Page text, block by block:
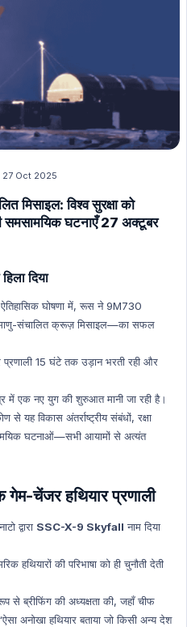
27 Oct 2025
मिसाइल: विश्व सुरक्षा को
समसामयिक घटनाएँ 27 अक्टूबर
दिया
घोषणा में, रूस ने 9M730
संचालित क्रूज़ मिसाइल—का सफल
15 घंटे तक उड़ान भरती रही और
में एक नए युग की शुरुआत मानी जा रही है।
से यह विकास अंतर्राष्ट्रीय संबंधों, रक्षा
घटनाओं—सभी आयामों से अत्यंत
चेंजर हथियार प्रणाली
द्वारा SSC-X-9 Skyfall नाम दिया
हथियारों की परिभाषा को ही चुनौती देती
से ब्रीफिंग की अध्यक्षता की, जहाँ चीफ
अनोखा हथियार बताया जो किसी अन्य देश